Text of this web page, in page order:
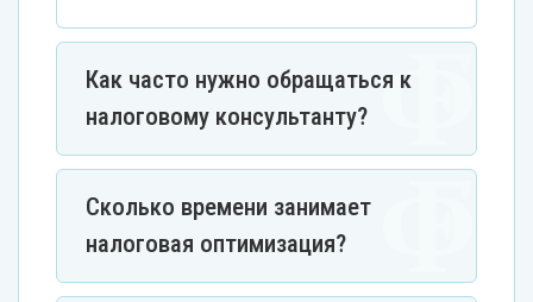
Как часто нужно обращаться к
налоговому консультанту?
Сколько времени занимает
налоговая оптимизация?